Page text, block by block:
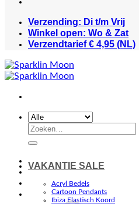
Verzending: Di t/m Vrij
Winkel open: Wo & Zat
Verzendtarief € 4,95 (NL)
Zoeken
VAKANTIE SALE
Acryl Bedels
Cartoon Pendants
Ibiza Elastisch Koord